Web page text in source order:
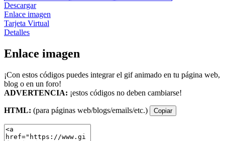
Descargar
Enlace imagen
Tarjeta Virtual
Detalles
Enlace imagen
¡Con estos códigos puedes integrar el gif animado en tu página web,
blog o en un foro!
ADVERTENCIA: ¡estos códigos no deben cambiarse!
HTML: (para páginas web/blogs/emails/etc.) Copiar